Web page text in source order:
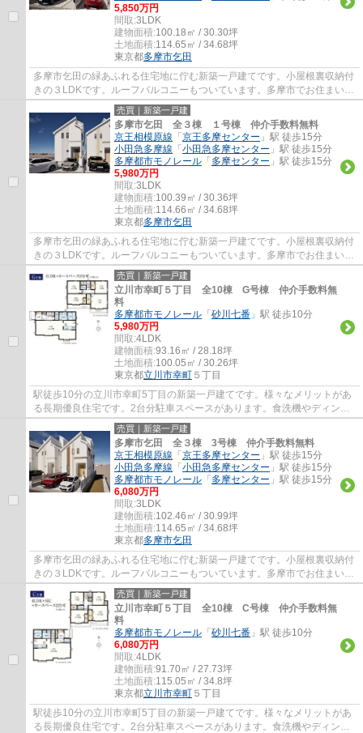
5,850万円
間取:3LDK
建物面積:100.18㎡ / 30.30坪
土地面積:114.65㎡ / 34.68坪
東京都多摩市乞田
多摩市乞田の緑あふれる住宅地に佇む新築一戸建てです。小屋根裏収納付
きの３LDKです。ルーフバルコニーもついています。多摩市でお住まいを
お探しなら多摩地区に詳しいエージーホーム...
売買｜新築一戸建
多摩市乞田 全３棟 １号棟 仲介手数料無料
京王相模原線 「 京王多摩センター 」駅 徒歩15分
小田急多摩線 「 小田急多摩センター 」駅 徒歩15分
多摩都市モノレール 「 多摩センター 」駅 徒歩15分
5,980万円
間取:3LDK
建物面積:100.39㎡ / 30.36坪
土地面積:114.66㎡ / 34.68坪
東京都多摩市乞田
多摩市乞田の緑あふれる住宅地に佇む新築一戸建てです。小屋根裏収納付
きの３LDKです。ルーフバルコニーもついています。多摩市でお住まいを
お探しなら多摩地区に詳しいエージーホーム...
売買｜新築一戸建
立川市幸町５丁目 全10棟 G号棟 仲介手数料無
料
多摩都市モノレール 「 砂川七番 」駅 徒歩10分
5,980万円
間取:4LDK
建物面積:93.16㎡ / 28.18坪
土地面積:100.05㎡ / 30.26坪
東京都立川市幸町 ５丁目
駅徒歩10分の立川市幸町5丁目の新築一戸建てです。様々なメリットがあ
る長期優良住宅です。2台分駐車スペースがあります。食洗機やディンプ
ルキー等、設備も充実しています。立川市で...
売買｜新築一戸建
多摩市乞田 全３棟 3号棟 仲介手数料無料
京王相模原線 「 京王多摩センター 」駅 徒歩15分
小田急多摩線 「 小田急多摩センター 」駅 徒歩15分
多摩都市モノレール 「 多摩センター 」駅 徒歩15分
6,080万円
間取:3LDK
建物面積:102.46㎡ / 30.99坪
土地面積:114.65㎡ / 34.68坪
東京都多摩市乞田
多摩市乞田の緑あふれる住宅地に佇む新築一戸建てです。小屋根裏収納付
きの３LDKです。ルーフバルコニーもついています。多摩市でお住まいを
お探しなら多摩地区に詳しいエージーホーム...
売買｜新築一戸建
立川市幸町５丁目 全10棟 C号棟 仲介手数料無
料
多摩都市モノレール 「 砂川七番 」駅 徒歩10分
6,080万円
間取:4LDK
建物面積:91.70㎡ / 27.73坪
土地面積:115.05㎡ / 34.8坪
東京都立川市幸町 ５丁目
駅徒歩10分の立川市幸町5丁目の新築一戸建てです。様々なメリットがあ
る長期優良住宅です。2台分駐車スペースがあります。食洗機やディンプ